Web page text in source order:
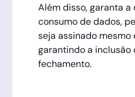
Além disso, garanta
consumo de dados,
seja assinado
garantindo a inclusão
fechamento.